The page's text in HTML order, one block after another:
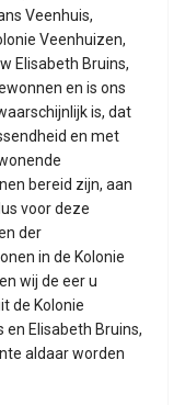
Veenhuis,
Veenhuizen,
Elisabeth Bruins,
en is ons
is, dat
en met
bereid zijn, aan
voor deze
der
in de Kolonie
wij de eer u
de Kolonie
Elisabeth Bruins,
aldaar worden